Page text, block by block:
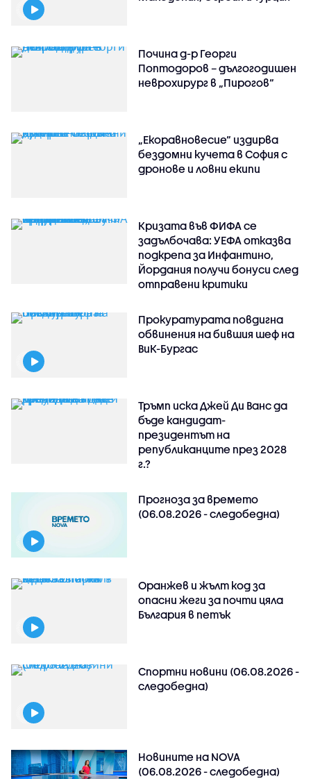
Почина д-р Георги
Поптодоров – дългогодишен
неврохирург в „Пирогов“
„Екоравновесие“ издирва
бездомни кучета в София с
дронове и ловни екипи
Кризата във ФИФА се
задълбочава: УЕФА отказва
подкрепа за Инфантино,
Йордания получи бонуси след
отправени критики
Прокуратурата повдигна
обвинения на бившия шеф на
ВиК-Бургас
Тръмп иска Джей Ди Ванс да
бъде кандидат-
президентът на
републиканците през 2028
г.?
Прогноза за времето
(06.08.2026 - следобедна)
Оранжев и жълт код за
опасни жеги за почти цяла
България в петък
Спортни новини (06.08.2026 -
следобедна)
Новините на NOVA
(06.08.2026 - следобедна)